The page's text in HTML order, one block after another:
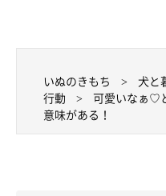
仕事から帰ると愛犬が玄関
の行動に、日々癒されてい
うか。
いぬのきもち 犬と
行動
可愛いなぁ♡
意味がある！